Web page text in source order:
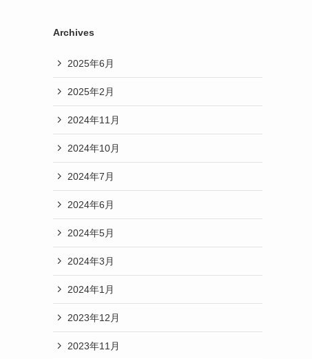
Archives
2025年6月
2025年2月
2024年11月
2024年10月
2024年7月
2024年6月
2024年5月
2024年3月
2024年1月
2023年12月
2023年11月